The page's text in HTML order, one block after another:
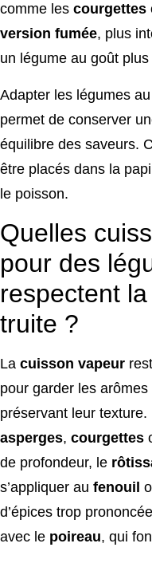
comme les courgettes
version fumée, plus
un légume au goût
Adapter les légumes
permet de conserver
équilibre des saveurs.
être placés dans la
le poisson.
Quelles
pour des
respectent
truite ?
La cuisson vapeur
pour garder les
préservant leur
asperges, courgettes
de profondeur, le
s’appliquer au fenouil
d’épices trop
avec le poireau, qui